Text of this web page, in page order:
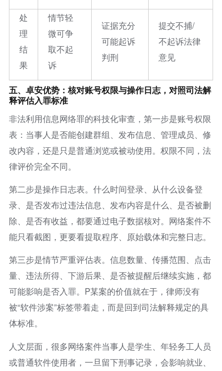
处
理
结
果
情节轻
微可争
取不起
诉
证据充分
可能起诉
判刑
提交不捕/
不起诉法律
意见
五、卓安优势：核对账号权限与操作日志，对照司法解
释评估入罪标准
非法利用信息网络罪的科技化审查，第一步是账号权限
表：当事人是否能创建群组、发布信息、管理成员、修
改内容，还是只是普通浏览或被动使用。权限不同，法
律评价完全不同。
第二步是操作日志表。什么时间登录、从什么设备登
录、是否发布过违法信息、发布内容是什么、是否被删
除、是否有收益，都要通过电子数据核对。网络案件不
能只看截图，更要看提取程序、原始载体和完整日志。
第三步是情节严重评估表。信息数量、传播范围、点击
量、违法所得、下游后果、是否被提醒后继续实施，都
可能影响是否入罪。P某案的价值就在于，律师没有
被“软件涉案”标签带着走，而是回到司法解释规定的具
体标准。
人文层面，很多网络案件当事人是学生、年轻务工人员
或普通软件使用者，一旦留下刑事记录，会影响就业、